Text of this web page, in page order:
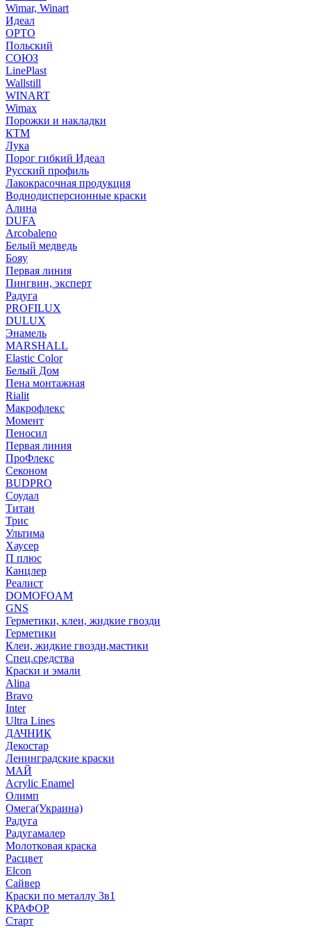
Wimar, Winart
Идеал
ОРТО
Польский
СОЮЗ
LinePlast
Wallstill
WINART
Wimax
Порожки и накладки
КТМ
Лука
Порог гибкий Идеал
Русский профиль
Лакокрасочная продукция
Воднодисперсионные краски
Алина
DUFA
Arcobaleno
Белый медведь
Бояу
Первая линия
Пингвин, эксперт
Радуга
PROFILUX
DULUX
Энамель
MARSHALL
Elastic Color
Белый Дом
Пена монтажная
Rialit
Макрофлекс
Момент
Пеносил
Первая линия
ПроФлекс
Секоном
BUDPRO
Соудал
Титан
Трис
Ультима
Хаусер
П плюс
Канцлер
Реалист
DOMOFOAM
GNS
Герметики, клеи, жидкие гвозди
Герметики
Клеи, жидкие гвозди,мастики
Спец.средства
Краски и эмали
Alina
Bravo
Inter
Ultra Lines
ДАЧНИК
Декостар
Ленинградские краски
МАЙ
Acrylic Enamel
Олимп
Омега(Украина)
Радуга
Радугамалер
Молотковая краска
Расцвет
Elcon
Сайвер
Краски по металлу 3в1
КРАФОР
Старт